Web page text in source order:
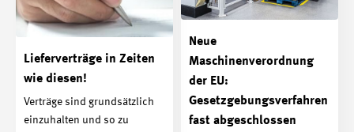
Neue
Maschinenverordnung
der EU:
Gesetzgebungsverfahren
fast abgeschlossen
Lieferverträge in Zeiten
wie diesen!
Verträge sind grundsätzlich
einzuhalten und so zu